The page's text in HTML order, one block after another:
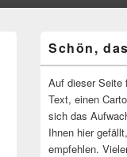
Seitenleisten-
Widgetbereich
Schön,
Auf dieser Seite
Text, einen
sich das
Ihnen hier
empfehlen.